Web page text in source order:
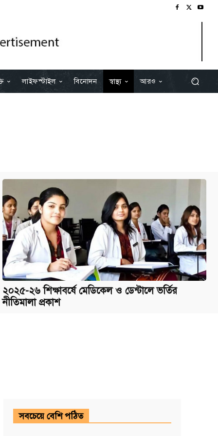
লাইফস্টাইল বিনোদন স্বাস্থ্য আরও
২০২৫-২৬ শিক্ষাবর্ষে মেডিকেল ও ডেন্টালে ভর্তির
নীতিমালা প্রকাশ
সবচেয়ে বেশি পঠিত